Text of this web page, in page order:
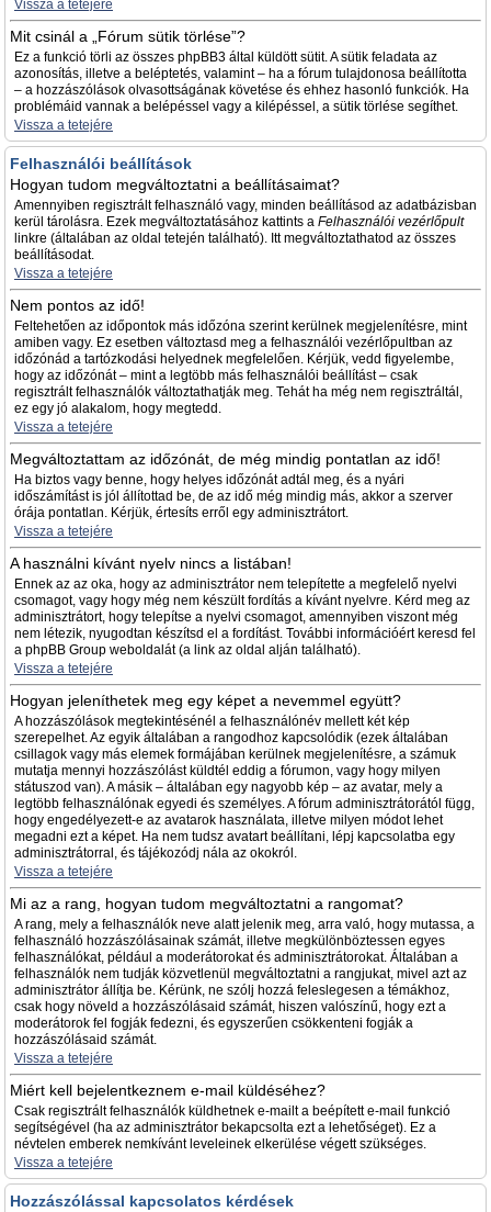
Vissza a tetejére
Mit csinál a „Fórum sütik törlése”?
Ez a funkció törli az összes phpBB3 által küldött sütit. A sütik feladata az
azonosítás, illetve a beléptetés, valamint – ha a fórum tulajdonosa beállította
– a hozzászólások olvasottságának követése és ehhez hasonló funkciók. Ha
problémáid vannak a belépéssel vagy a kilépéssel, a sütik törlése segíthet.
Vissza a tetejére
Felhasználói beállítások
Hogyan tudom megváltoztatni a beállításaimat?
Amennyiben regisztrált felhasználó vagy, minden beállításod az adatbázisban
kerül tárolásra. Ezek megváltoztatásához kattints a Felhasználói vezérlőpult
linkre (általában az oldal tetején található). Itt megváltoztathatod az összes
beállításodat.
Vissza a tetejére
Nem pontos az idő!
Feltehetően az időpontok más időzóna szerint kerülnek megjelenítésre, mint
amiben vagy. Ez esetben változtasd meg a felhasználói vezérlőpultban az
időzónád a tartózkodási helyednek megfelelően. Kérjük, vedd figyelembe,
hogy az időzónát – mint a legtöbb más felhasználói beállítást – csak
regisztrált felhasználók változtathatják meg. Tehát ha még nem regisztráltál,
ez egy jó alakalom, hogy megtedd.
Vissza a tetejére
Megváltoztattam az időzónát, de még mindig pontatlan az idő!
Ha biztos vagy benne, hogy helyes időzónát adtál meg, és a nyári
időszámítást is jól állítottad be, de az idő még mindig más, akkor a szerver
órája pontatlan. Kérjük, értesíts erről egy adminisztrátort.
Vissza a tetejére
A használni kívánt nyelv nincs a listában!
Ennek az az oka, hogy az adminisztrátor nem telepítette a megfelelő nyelvi
csomagot, vagy hogy még nem készült fordítás a kívánt nyelvre. Kérd meg az
adminisztrátort, hogy telepítse a nyelvi csomagot, amennyiben viszont még
nem létezik, nyugodtan készítsd el a fordítást. További információért keresd fel
a phpBB Group weboldalát (a link az oldal alján található).
Vissza a tetejére
Hogyan jeleníthetek meg egy képet a nevemmel együtt?
A hozzászólások megtekintésénél a felhasználónév mellett két kép
szerepelhet. Az egyik általában a rangodhoz kapcsolódik (ezek általában
csillagok vagy más elemek formájában kerülnek megjelenítésre, a számuk
mutatja mennyi hozzászólást küldtél eddig a fórumon, vagy hogy milyen
státuszod van). A másik – általában egy nagyobb kép – az avatar, mely a
legtöbb felhasználónak egyedi és személyes. A fórum adminisztrátorától függ,
hogy engedélyezett-e az avatarok használata, illetve milyen módot lehet
megadni ezt a képet. Ha nem tudsz avatart beállítani, lépj kapcsolatba egy
adminisztrátorral, és tájékozódj nála az okokról.
Vissza a tetejére
Mi az a rang, hogyan tudom megváltoztatni a rangomat?
A rang, mely a felhasználók neve alatt jelenik meg, arra való, hogy mutassa, a
felhasználó hozzászólásainak számát, illetve megkülönböztessen egyes
felhasználókat, például a moderátorokat és adminisztrátorokat. Általában a
felhasználók nem tudják közvetlenül megváltoztatni a rangjukat, mivel azt az
adminisztrátor állítja be. Kérünk, ne szólj hozzá feleslegesen a témákhoz,
csak hogy növeld a hozzászólásaid számát, hiszen valószínű, hogy ezt a
moderátorok fel fogják fedezni, és egyszerűen csökkenteni fogják a
hozzászólásaid számát.
Vissza a tetejére
Miért kell bejelentkeznem e-mail küldéséhez?
Csak regisztrált felhasználók küldhetnek e-mailt a beépített e-mail funkció
segítségével (ha az adminisztrátor bekapcsolta ezt a lehetőséget). Ez a
névtelen emberek nemkívánt leveleinek elkerülése végett szükséges.
Vissza a tetejére
Hozzászólással kapcsolatos kérdések